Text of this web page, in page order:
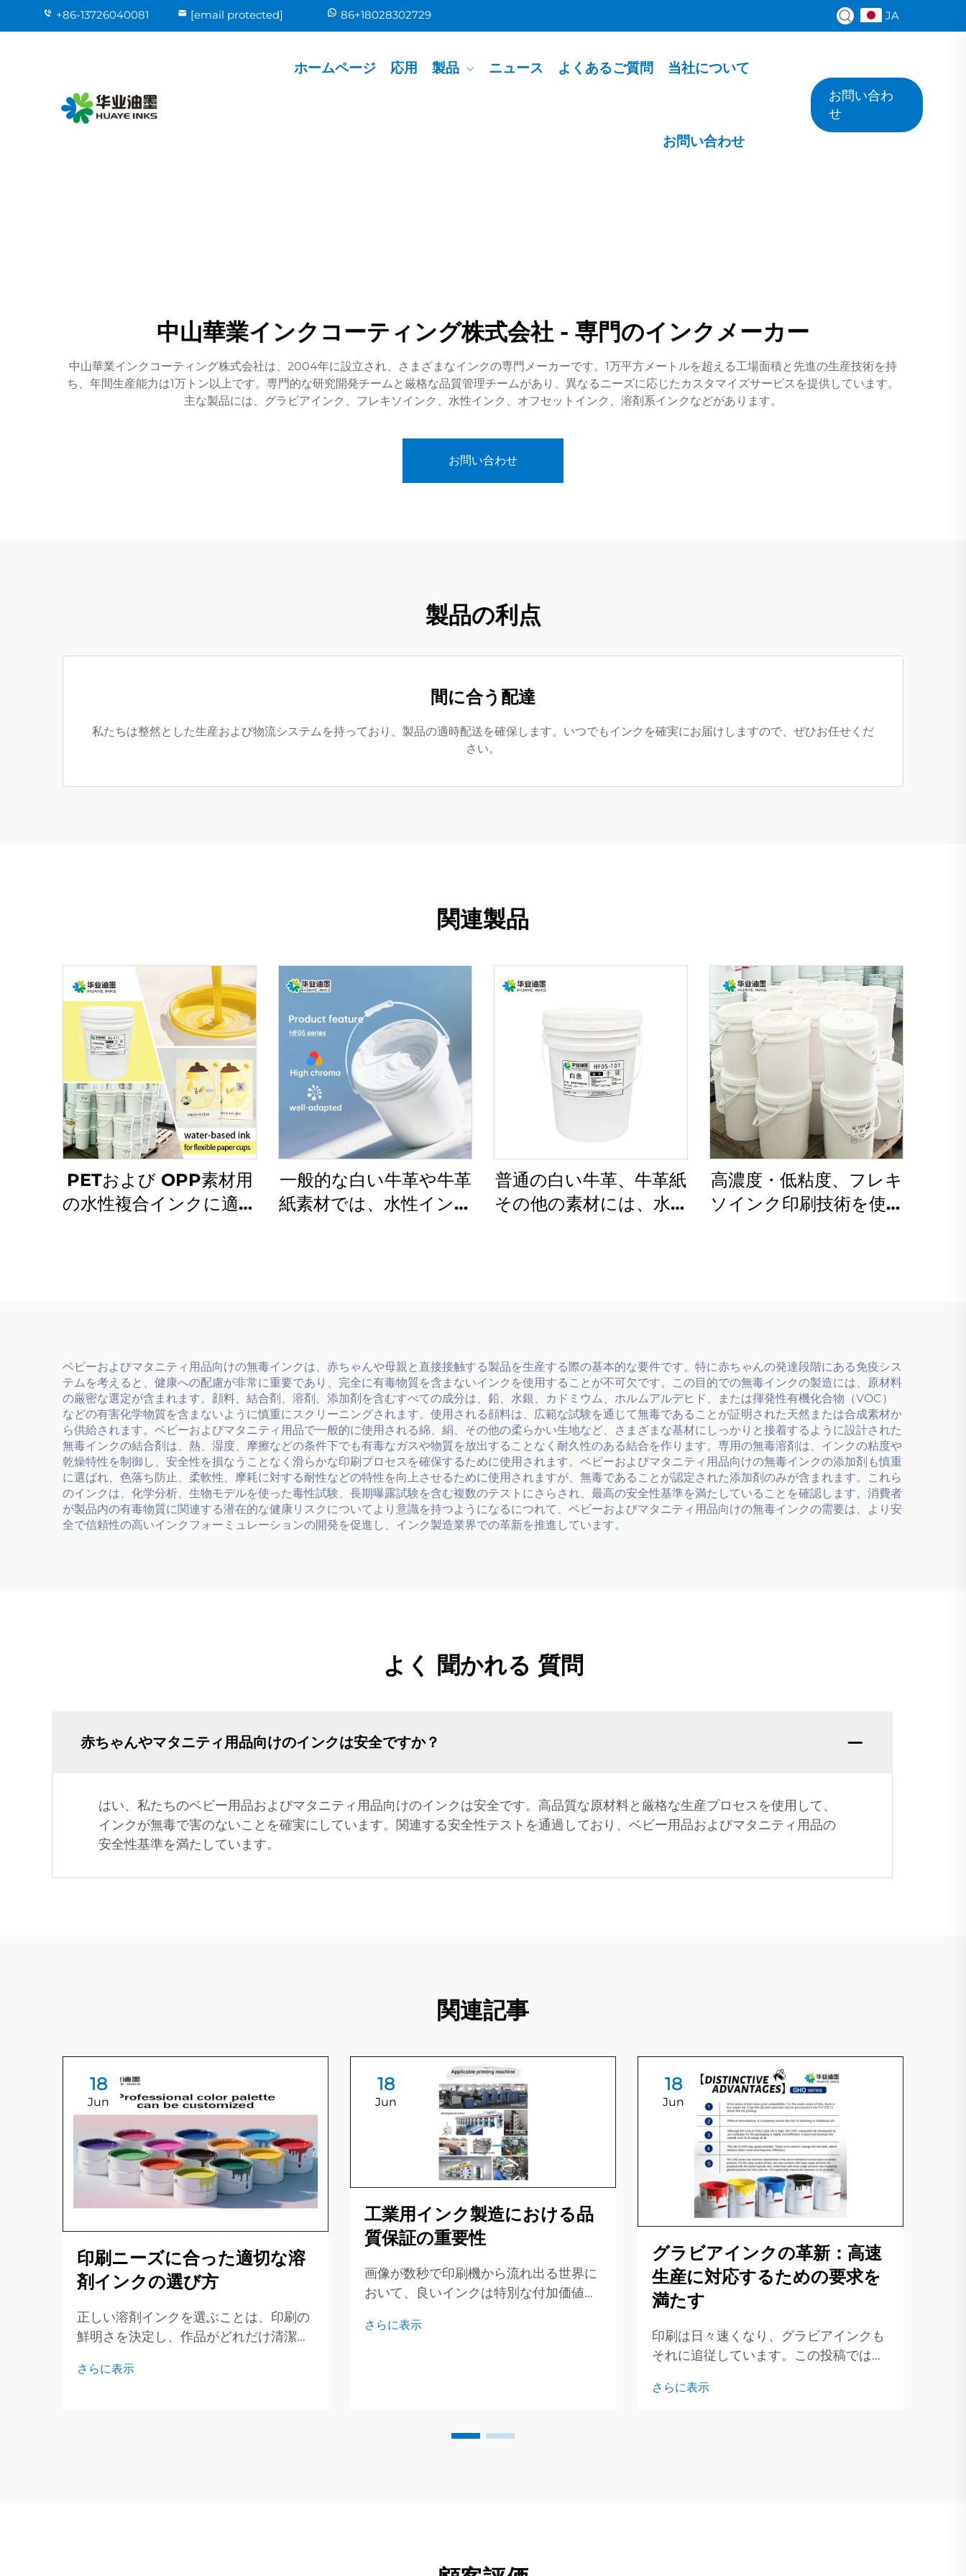
+86-13726040081 [email protected] 86+18028302729 JA
ホームページ 応用 製品 ニュース よくあるご質問 当社について
お問い合わせ
お問い合わ
せ
中山華業インクコーティング株式会社 - 専門のインクメーカー
中山華業インクコーティング株式会社は、2004年に設立され、さまざまなインクの専門メーカーです。1万平方メートルを超える工場面積と先進の生産技術を持
ち、年間生産能力は1万トン以上です。専門的な研究開発チームと厳格な品質管理チームがあり、異なるニーズに応じたカスタマイズサービスを提供しています。
主な製品には、グラビアインク、フレキソインク、水性インク、オフセットインク、溶剤系インクなどがあります。
お問い合わせ
製品の利点
間に合う配達
私たちは整然とした生産および物流システムを持っており、製品の適時配送を確保します。いつでもインクを確実にお届けしますので、ぜひお任せくだ
さい。
関連製品
PETおよび OPP素材用
の水性複合インクに適し
一般的な白い牛革や牛革
紙素材では、水性インク
普通の白い牛革、牛革紙
その他の素材には、水性
高濃度・低粘度、フレキ
ソインク印刷技術を使用
ベビーおよびマタニティ用品向けの無毒インクは、赤ちゃんや母親と直接接触する製品を生産する際の基本的な要件です。特に赤ちゃんの発達段階にある免疫シス
テムを考えると、健康への配慮が非常に重要であり、完全に有毒物質を含まないインクを使用することが不可欠です。この目的での無毒インクの製造には、原材料
の厳密な選定が含まれます。顔料、結合剤、溶剤、添加剤を含むすべての成分は、鉛、水銀、カドミウム、ホルムアルデヒド、または揮発性有機化合物（VOC）
などの有害化学物質を含まないように慎重にスクリーニングされます。使用される顔料は、広範な試験を通じて無毒であることが証明された天然または合成素材か
ら供給されます。ベビーおよびマタニティ用品で一般的に使用される綿、絹、その他の柔らかい生地など、さまざまな基材にしっかりと接着するように設計された
無毒インクの結合剤は、熱、湿度、摩擦などの条件下でも有毒なガスや物質を放出することなく耐久性のある結合を作ります。専用の無毒溶剤は、インクの粘度や
乾燥特性を制御し、安全性を損なうことなく滑らかな印刷プロセスを確保するために使用されます。ベビーおよびマタニティ用品向けの無毒インクの添加剤も慎重
に選ばれ、色落ち防止、柔軟性、摩耗に対する耐性などの特性を向上させるために使用されますが、無毒であることが認定された添加剤のみが含まれます。これら
のインクは、化学分析、生物モデルを使った毒性試験、長期曝露試験を含む複数のテストにさらされ、最高の安全性基準を満たしていることを確認します。消費者
が製品内の有毒物質に関連する潜在的な健康リスクについてより意識を持つようになるにつれて、ベビーおよびマタニティ用品向けの無毒インクの需要は、より安
全で信頼性の高いインクフォーミュレーションの開発を促進し、インク製造業界での革新を推進しています。
よく 聞かれる 質問
赤ちゃんやマタニティ用品向けのインクは安全ですか？
はい、私たちのベビー用品およびマタニティ用品向けのインクは安全です。高品質な原材料と厳格な生産プロセスを使用して、
インクが無毒で害のないことを確実にしています。関連する安全性テストを通過しており、ベビー用品およびマタニティ用品の
安全性基準を満たしています。
関連記事
18
Jun
印刷ニーズに合った適切な溶
剤インクの選び方
正しい溶剤インクを選ぶことは、印刷の
鮮明さを決定し、作品がどれだけ清潔で
易ガイドでは、主要なインクタイプ、適
さらに表示
18
Jun
工業用インク製造における品
質保証の重要性
画像が数秒で印刷機から流れ出る世界に
おいて、良いインクは特別な付加価値で
ればならない切符です。優れた品質保証
さらに表示
18
Jun
グラビアインクの革新：高速
生産に対応するための要求を
満たす
印刷は日々速くなり、グラビアインクも
それに追従しています。この投稿では、
いアイデアを見ていき、それが印刷方法
さらに表示